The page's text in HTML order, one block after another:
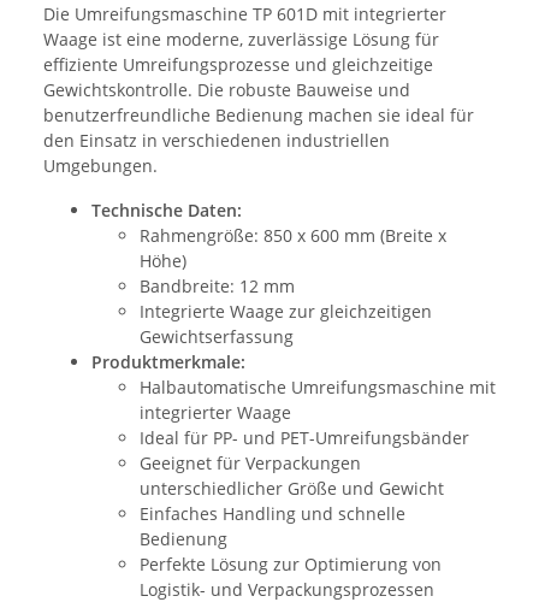
Die Umreifungsmaschine TP 601D mit integrierter
Waage ist eine moderne, zuverlässige Lösung für
effiziente Umreifungsprozesse und gleichzeitige
Gewichtskontrolle. Die robuste Bauweise und
benutzerfreundliche Bedienung machen sie ideal für
den Einsatz in verschiedenen industriellen
Umgebungen.
Technische Daten:
Rahmengröße: 850 x 600 mm (Breite x
Höhe)
Bandbreite: 12 mm
Integrierte Waage zur gleichzeitigen
Gewichtserfassung
Produktmerkmale:
Halbautomatische Umreifungsmaschine mit
integrierter Waage
Ideal für PP- und PET-Umreifungsbänder
Geeignet für Verpackungen
unterschiedlicher Größe und Gewicht
Einfaches Handling und schnelle
Bedienung
Perfekte Lösung zur Optimierung von
Logistik- und Verpackungsprozessen